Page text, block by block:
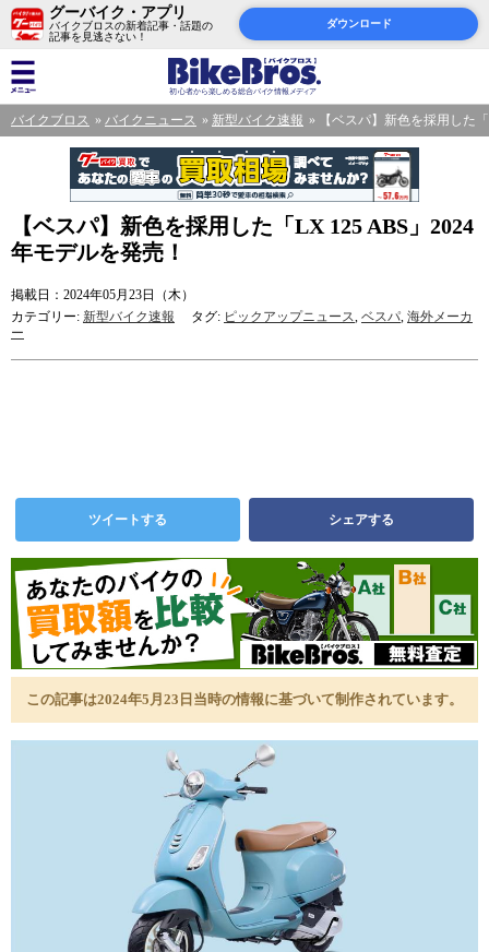
グーバイク・アプリ
バイクブロスの新着記事・話題の
記事を見逃さない！
ダウンロード
バイクブロス バイクニュース 新型バイク速報 【ベスパ】新色を採用した
【ベスパ】新色を採用した「LX 125 ABS」2024
年モデルを発売！
掲載日：2024年05月23日（木）
カテゴリー: 新型バイク速報 タグ: ピックアップニュース, ベスパ, 海外メーカ
ー
ツイートする シェアする
この記事は2024年5月23日当時の情報に基づいて制作されています。